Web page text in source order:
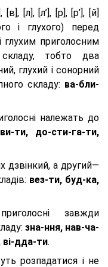
[л], [л’], [р], [р’], [й]
і глухого) перед
глухим приголосним
тобто два
глухий і сонорний
складу: ва-бли-
належать до
ти, до-сти-га-ти,
дзвінкий, а другий—
вез-ти, буд-ка,
завжди
зна-ння, нав-ча-
ві-дда-ти.
розпадатися і не